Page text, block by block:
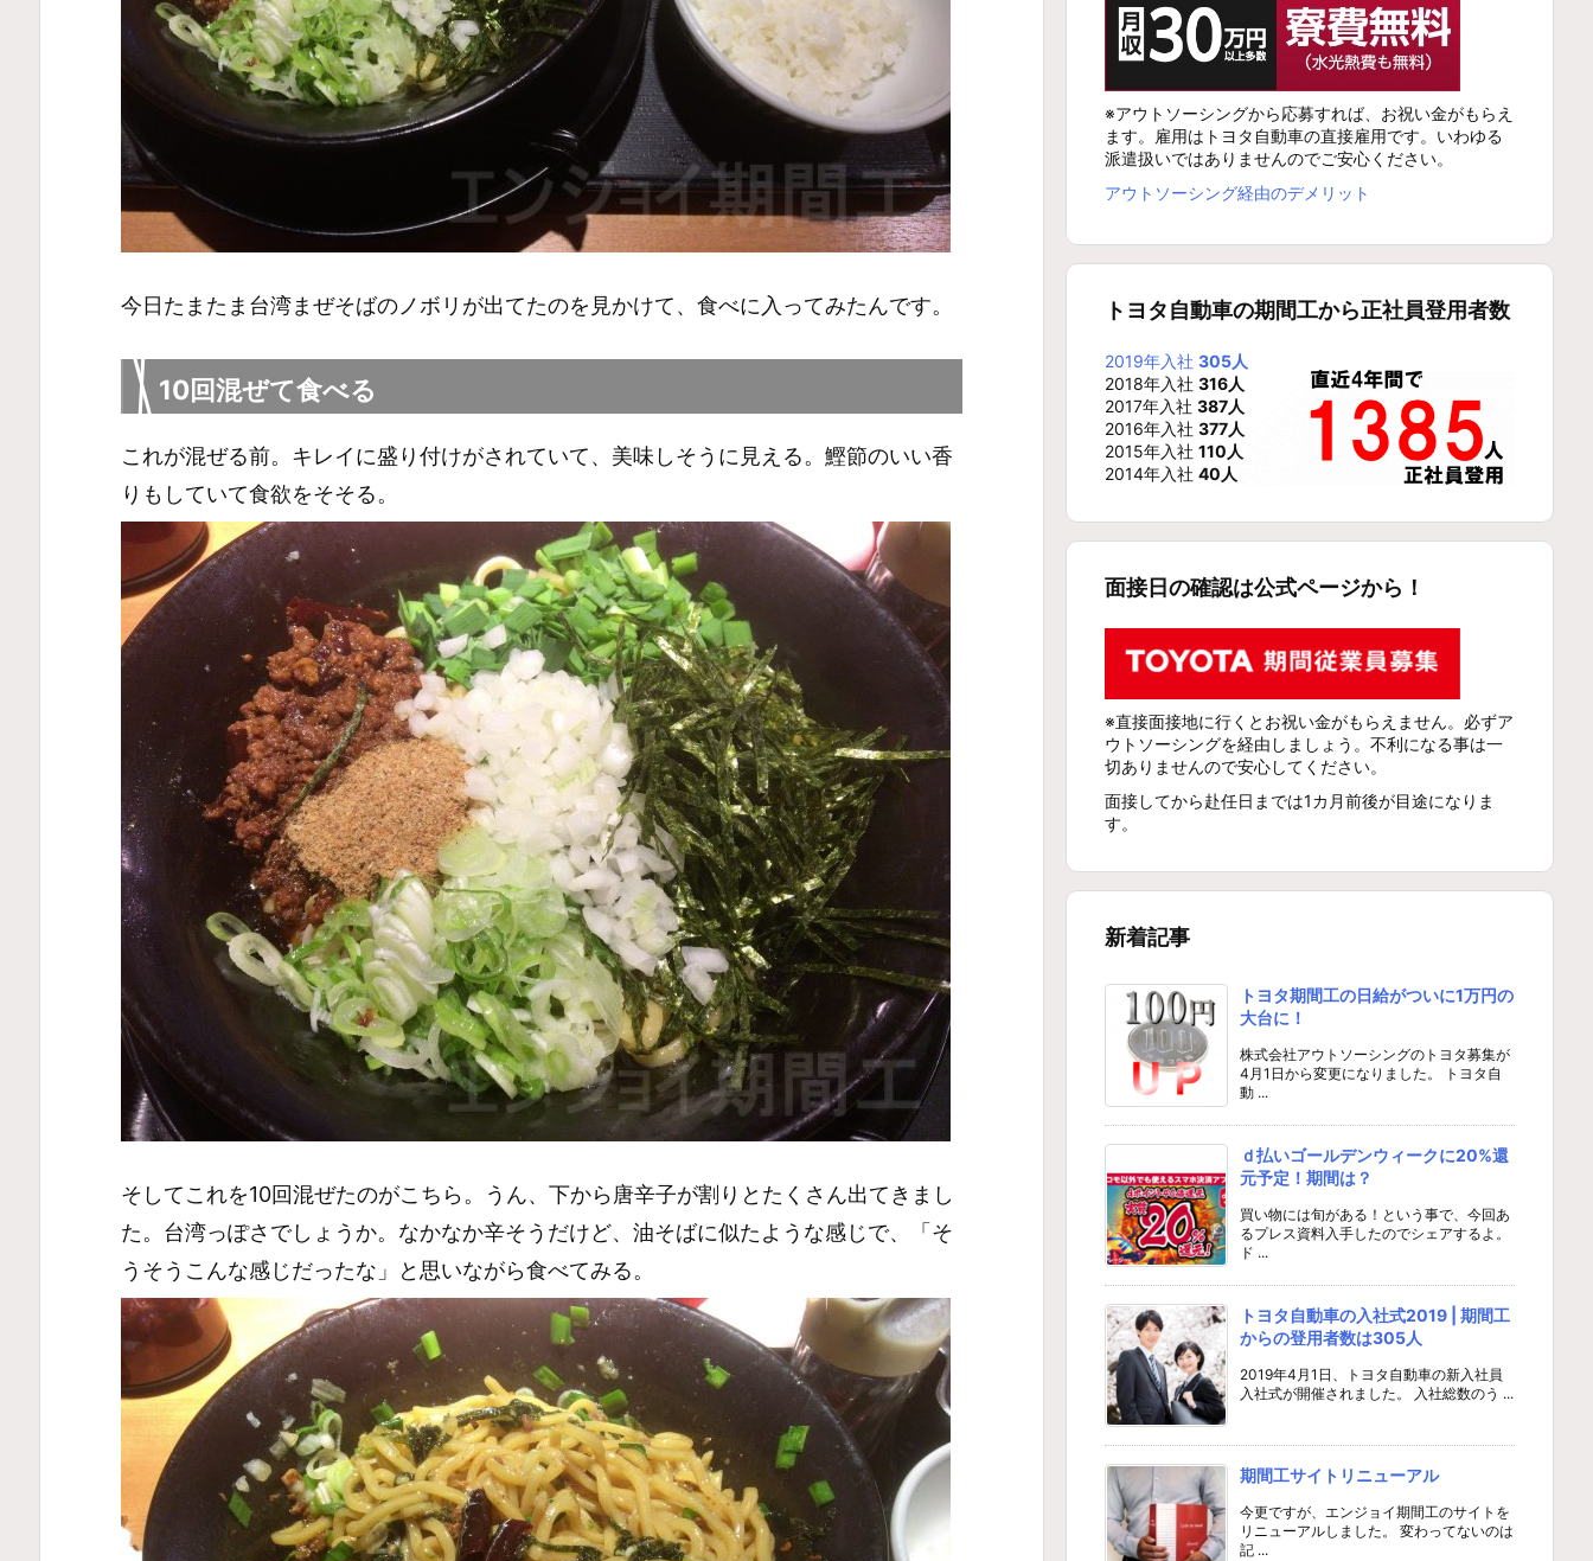
今日たまたま台湾まぜそばのノボリが出てたのを見かけて、食べに入ってみたんです。
10回混ぜて食べる
これが混ぜる前。キレイに盛り付けがされていて、美味しそうに見える。鰹節のいい香
りもしていて食欲をそそる。
そしてこれを10回混ぜたのがこちら。うん、下から唐辛子が割りとたくさん出てきまし
た。台湾っぽさでしょうか。なかなか辛そうだけど、油そばに似たような感じで、「そ
うそうこんな感じだったな」と思いながら食べてみる。
※アウトソーシングから応募すれば、お祝い金がもらえ
ます。雇用はトヨタ自動車の直接雇用です。いわゆる
派遣扱いではありませんのでご安心ください。
アウトソーシング経由のデメリット
トヨタ自動車の期間工から正社員登用者数
2019年入社 305人
2018年入社 316人
2017年入社 387人
2016年入社 377人
2015年入社 110人
2014年入社 40人
面接日の確認は公式ページから！
※直接面接地に行くとお祝い金がもらえません。必ずア
ウトソーシングを経由しましょう。不利になる事は一
切ありませんので安心してください。
面接してから赴任日までは1カ月前後が目途になりま
す。
新着記事
トヨタ期間工の日給がついに1万円の
大台に！
株式会社アウトソーシングのトヨタ募集が
4月1日から変更になりました。 トヨタ自
動 ...
ｄ払いゴールデンウィークに20%還
元予定！期間は？
買い物には旬がある！という事で、今回あ
るプレス資料入手したのでシェアするよ。
ド ...
トヨタ自動車の入社式2019 | 期間工
からの登用者数は305人
2019年4月1日、トヨタ自動車の新入社員
入社式が開催されました。 入社総数のう ...
期間工サイトリニューアル
今更ですが、エンジョイ期間工のサイトを
リニューアルしました。 変わってないのは
記 ...